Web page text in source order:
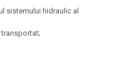
sistemului hidraulic al